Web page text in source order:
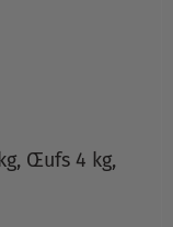
Œufs 4 kg,